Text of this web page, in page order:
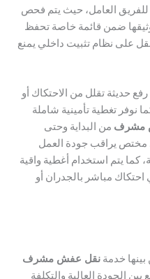
حيث يتم فحص
قائمة خاصة تحفظ
تثبيت داخلي يمنع
من الاحتكاك أو
تأمينية شاملة
من البداية وحتى
جودة العمل
استخدام أغطية واقية
بالجدران أو
نقل عفش مشرف
العالية والتكلفة